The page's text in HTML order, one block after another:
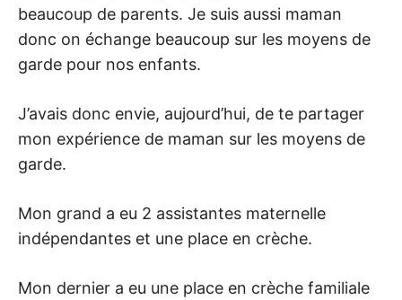
beaucoup de parents. Je suis aussi maman
donc on échange beaucoup sur les moyens de
garde pour nos enfants.
J’avais donc envie, aujourd’hui, de te partager
mon expérience de maman sur les moyens de
garde.
Mon grand a eu 2 assistantes maternelle
indépendantes et une place en crèche.
Mon dernier a eu une place en crèche familiale